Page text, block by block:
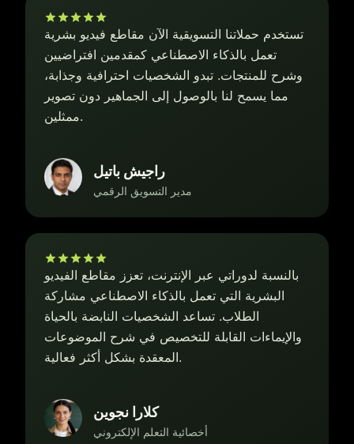
تستخدم حملاتنا التسويقية الآن مقاطع فيديو بشرية
تعمل بالذكاء الاصطناعي كمقدمين افتراضيين
وشرح للمنتجات. تبدو الشخصيات احترافية وجذابة،
مما يسمح لنا بالوصول إلى الجماهير دون تصوير
ممثلين.
راجيش باتيل
مدير التسويق الرقمي
بالنسبة لدوراتي عبر الإنترنت، تعزز مقاطع الفيديو
البشرية التي تعمل بالذكاء الاصطناعي مشاركة
الطلاب. تساعد الشخصيات النابضة بالحياة
والإيماءات القابلة للتخصيص في شرح الموضوعات
المعقدة بشكل أكثر فعالية.
كلارا نجوين
أخصائية التعلم الإلكتروني